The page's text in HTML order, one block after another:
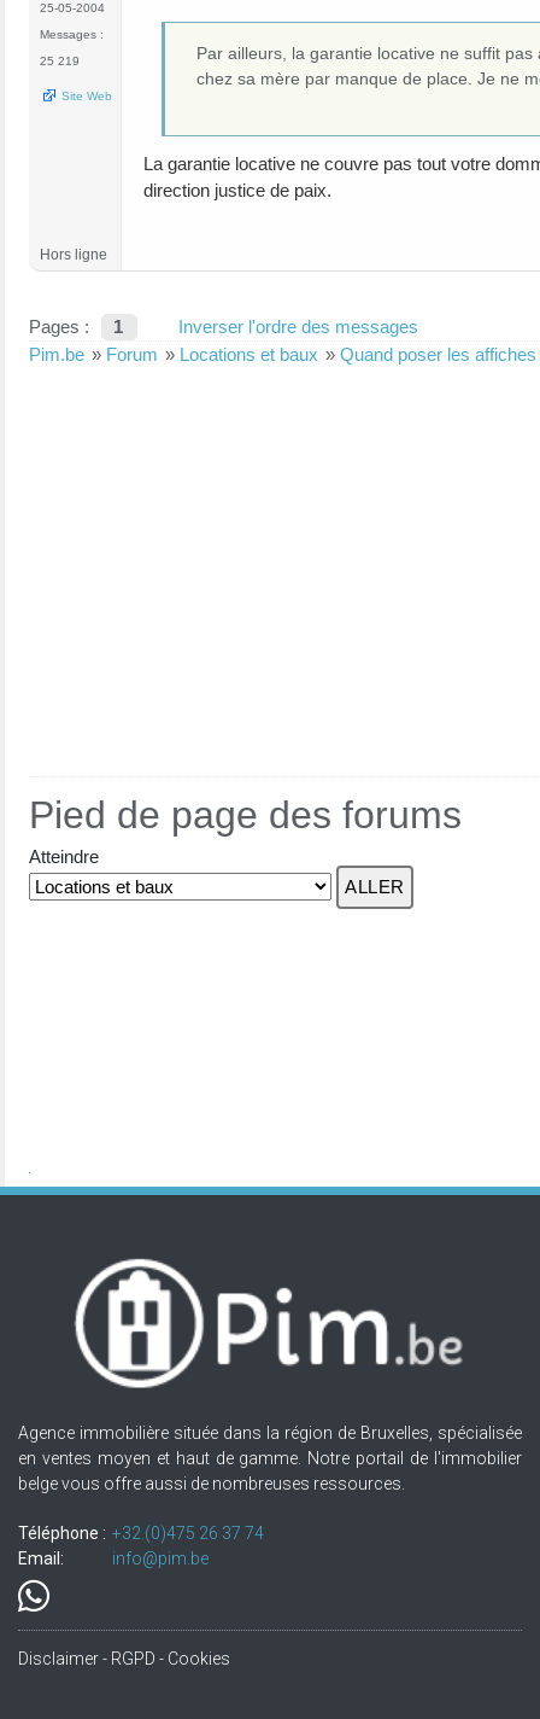
25-05-2004
Messages :
25 219
Site Web
Par ailleurs, la garantie locative ne suffit
chez sa mère par manque de place. Je ne
La garantie locative ne couvre pas tout votre
direction justice de paix.
Hors ligne
Pages : 1
Inverser l'ordre des messages
Pim.be » Forum » Locations et baux » Quand poser les affiches
Pied de page des forums
Atteindre
Agence immobilière située dans la région de Bruxelles, spécialisée
en ventes moyen et haut de gamme. Notre portail de l'immobilier
belge vous offre aussi de nombreuses ressources.
Téléphone : +32.(0)475 26 37 74
Email:
info@pim.be
Disclaimer - RGPD - Cookies